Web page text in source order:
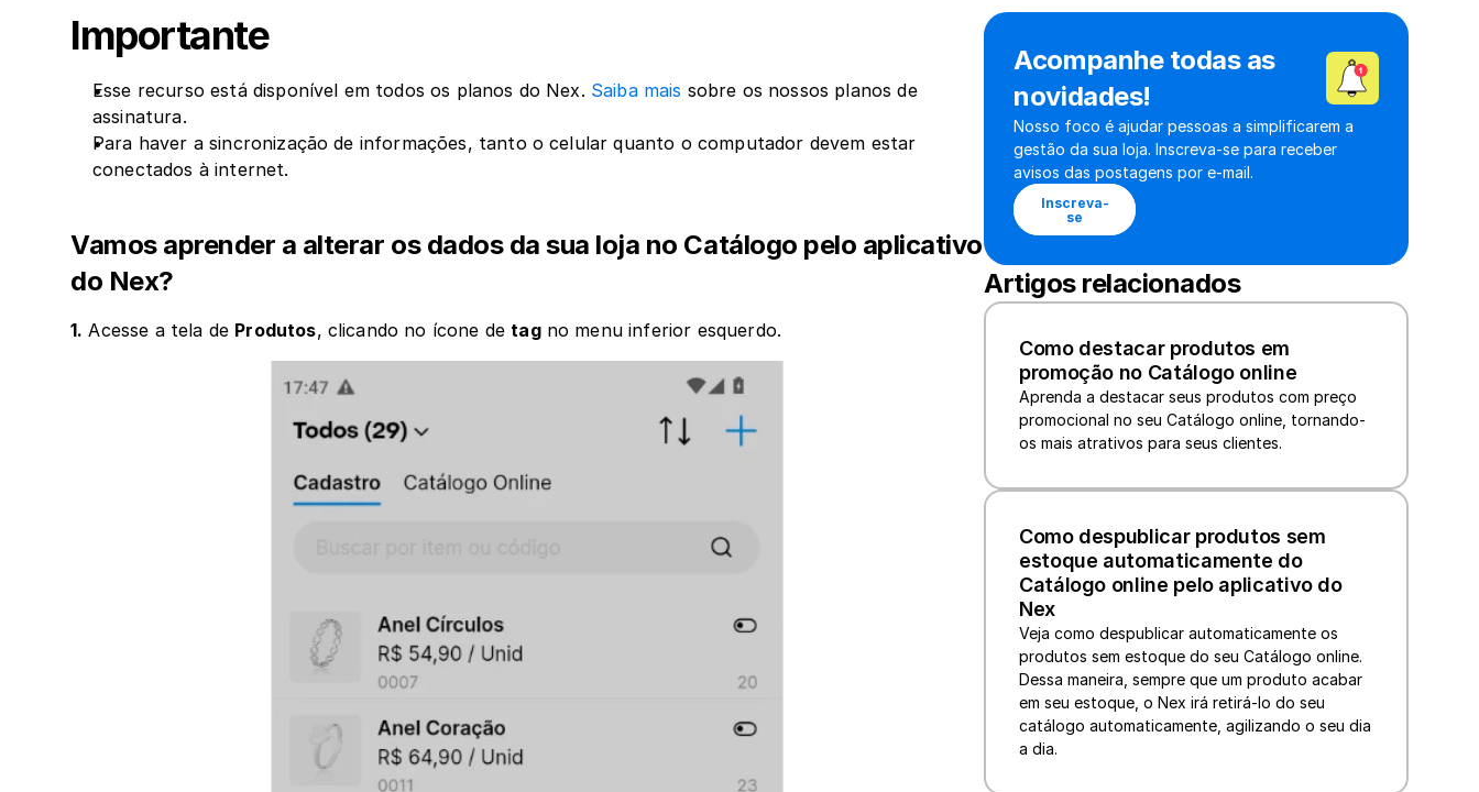
Importante
Esse recurso está disponível em todos os planos do Nex. Saiba mais sobre os nossos planos de
assinatura.
Para haver a sincronização de informações, tanto o celular quanto o computador devem estar
conectados à internet.
Vamos aprender a alterar os dados da sua loja no Catálogo pelo aplicativo
do Nex?
1. Acesse a tela de Produtos, clicando no ícone de tag no menu inferior esquerdo.
Acompanhe todas as
novidades!
Nosso foco é ajudar pessoas a simplificarem a
gestão da sua loja. Inscreva-se para receber
avisos das postagens por e-mail.
Inscreva-
se
Artigos relacionados
Como destacar produtos em
promoção no Catálogo online
Aprenda a destacar seus produtos com preço
promocional no seu Catálogo online, tornando-
os mais atrativos para seus clientes.
Como despublicar produtos sem
estoque automaticamente do
Catálogo online pelo aplicativo do
Nex
Veja como despublicar automaticamente os
produtos sem estoque do seu Catálogo online.
Dessa maneira, sempre que um produto acabar
em seu estoque, o Nex irá retirá-lo do seu
catálogo automaticamente, agilizando o seu dia
a dia.